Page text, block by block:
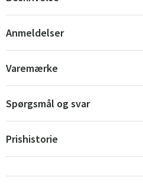
Anmeldelser
Varemærke
Spørgsmål og svar
Prishistorie